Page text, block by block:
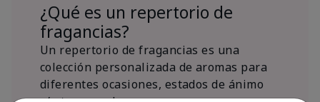
¿Qué es un repertorio de
fragancias?
Un repertorio de fragancias es una
colección personalizada de aromas para
diferentes ocasiones, estados de ánimo